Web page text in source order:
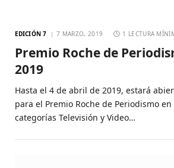
EDICIÓN 7 7 MARZO, 2019 1 LECTURA
Premio Roche de
2019
Hasta el 4 de abril de 2019, estará
para el Premio Roche de Periodismo
categorías Televisión y Video…